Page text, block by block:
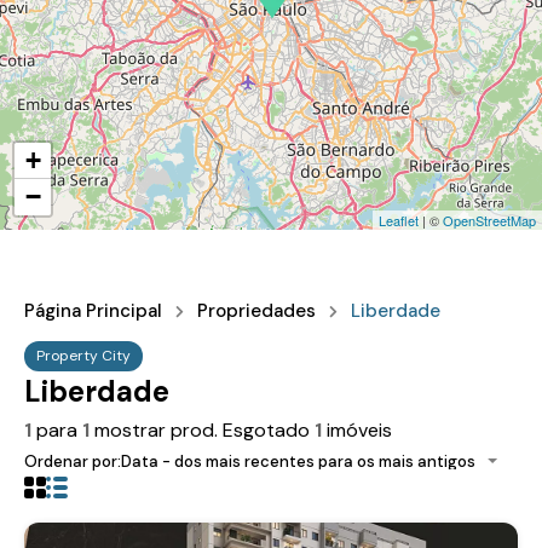
+
−
Leaflet| ©OpenStreetMap
Página Principal Propriedades Liberdade
Property City
Liberdade
1para 1mostrar prod. Esgotado 1imóveis
Ordenar por:Data - dos mais recentes para os mais antigos